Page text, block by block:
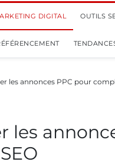
DIGITAL OUTILS
les annonces PPC pour
les